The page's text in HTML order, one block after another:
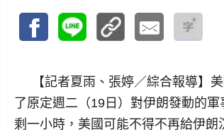
【記者夏雨、張婷／綜合報導】
了原定週二（19日）對伊朗發動的
剩一小時，美國可能不得不再給伊朗